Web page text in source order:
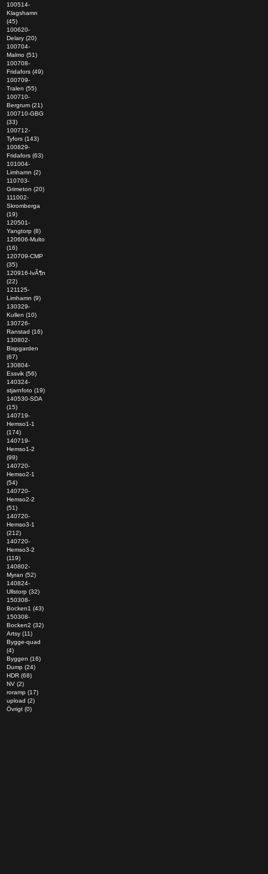
100514-
Klagshamn
(45)
100620-
Delary (20)
100704-
Malmo (51)
100708-
Fridafors (49)
100709-
Tralen (55)
100710-
Bergrum (21)
100710-GBG
(33)
100712-
Tyfors (143)
100829-
Fridafors (63)
101004-
Limhamn (2)
110703-
Grimeton (20)
111002-
Skromberga
(19)
120501-
Yangtorp (8)
120606-Multo
(16)
120709-CMP
(35)
120916-IvÃ¶n
(22)
121125-
Limhamn (9)
130329-
Kullen (10)
130726-
Ranstad (16)
130802-
Bispgarden
(67)
130804-
Essvik (56)
140324-
stjarnfoto (19)
140530-SDA
(15)
140719-
Hemso1-1
(174)
140719-
Hemso1-2
(99)
140720-
Hemso2-1
(54)
140720-
Hemso2-2
(51)
140720-
Hemso3-1
(212)
140720-
Hemso3-2
(119)
140802-
Myran (52)
140824-
Ullstorp (32)
150308-
Bocken1 (43)
150308-
Bocken2 (32)
Artsy (11)
Bygge-quad
(4)
Byggen (16)
Dump (24)
HDR (68)
NV (2)
roramp (17)
upload (2)
Övrigt (0)